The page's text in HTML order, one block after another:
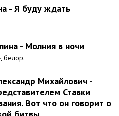
- Я буду ждать
- Молния в ночи
белор.
Михайлович -
Ставки
Вот что он говорит о